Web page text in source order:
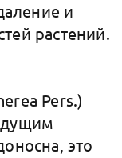
и
растений.
Pers.)
это